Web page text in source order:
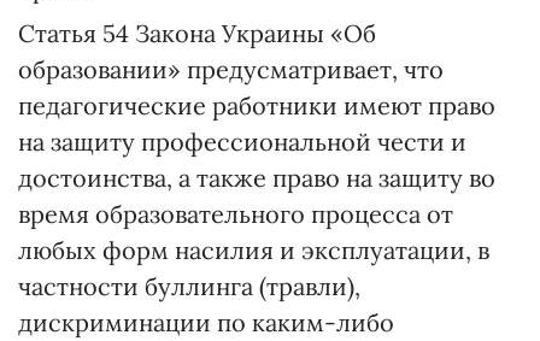
Статья 54 Закона Украины «Об
образовании» предусматривает, что
педагогические работники имеют право
на защиту профессиональной чести и
достоинства, а также право на защиту во
время образовательного процесса от
любых форм насилия и эксплуатации, в
частности буллинга (травли),
дискриминации по каким-либо